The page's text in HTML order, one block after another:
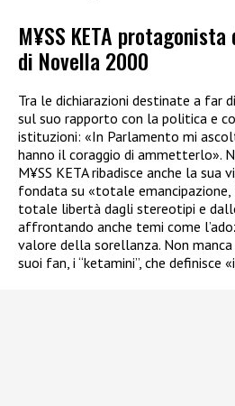
M¥SS KETA
di Novella 2000
Tra le dichiarazioni destinate a far
sul suo rapporto con la politica e
istituzioni: «In Parlamento mi
hanno il coraggio di ammetterlo».
M¥SS KETA ribadisce anche la sua
fondata su «totale
totale libertà dagli stereotipi e
affrontando anche temi come
valore della sorellanza. Non
suoi fan, i “ketamini”, che definisce